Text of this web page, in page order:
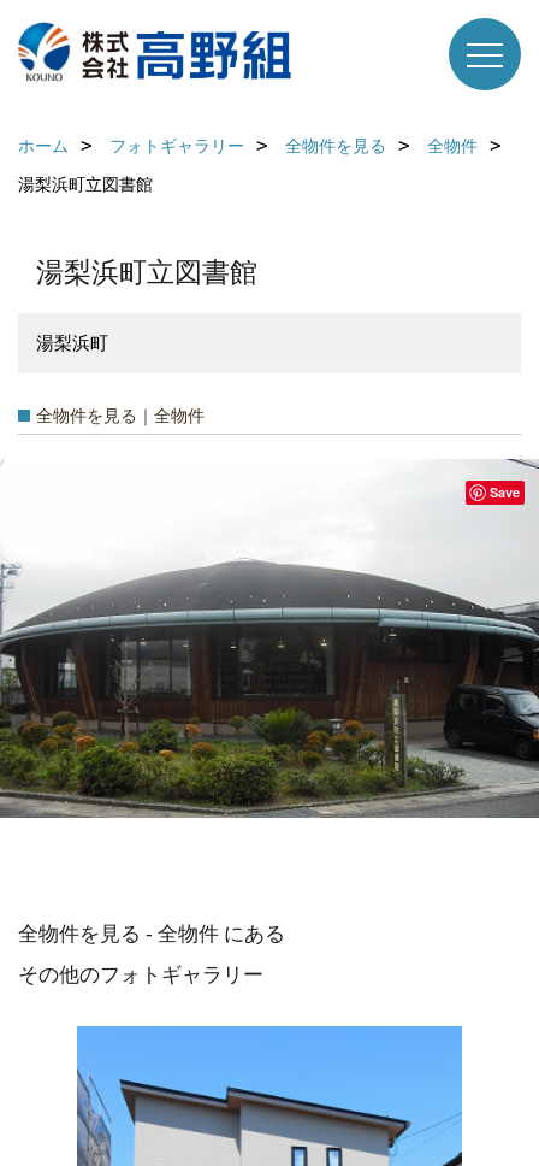
ホーム フォトギャラリー 全物件を見る
全物件
湯梨浜町立図書館
湯梨浜町立図書館
湯梨浜町
全物件を見る｜全物件
Save
全物件を見る - 全物件 にある
その他のフォトギャラリー